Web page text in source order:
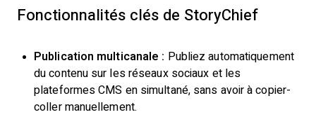
Fonctionnalités clés de StoryChief
Publication multicanale : Publiez automatiquement
du contenu sur les réseaux sociaux et les
plateformes CMS en simultané, sans avoir à copier-
coller manuellement.